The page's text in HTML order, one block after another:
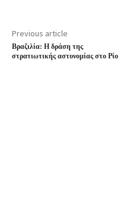
Previous article
Βραζιλία: Η δράση της
στρατιωτικής αστυνομίας στο Ρίο